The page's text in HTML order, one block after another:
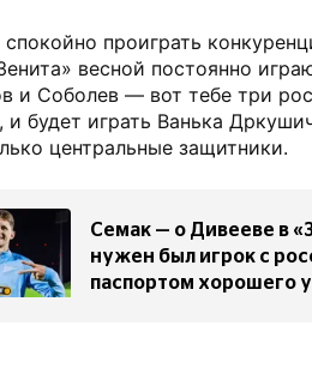
проиграть
весной постоянно
и Соболев — вот тебе три
и будет играть Ванька
центральные защитники.
Семак — о Дивееве в
нужен был игрок с
паспортом хорошего